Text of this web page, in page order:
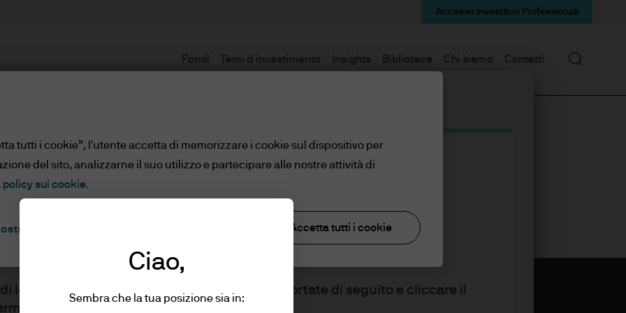
leggere la dichiarazione e le informazioni riportate di seguito e cliccare il
di averle lette e comprese.
Fondi Temi d´investimento Insights Biblioteca Chi siamo Contatti
Accesso Investitori Professionali
Cerca
Ciao,
Sembra che la tua posizione sia in:
tutti i cookie”, l'utente accetta di memorizzare i cookie sul dispositivo per
del sito, analizzarne il suo utilizzo e partecipare alle nostre attività di
policy sui cookie.
dei cookie Accetta tutti i cookie